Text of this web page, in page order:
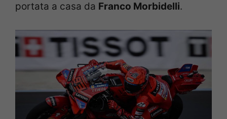
portata a casa da Franco Morbidelli.